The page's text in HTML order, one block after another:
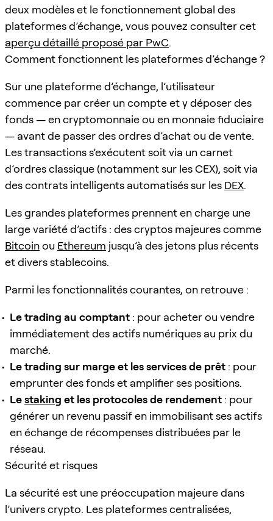
deux modèles et le fonctionnement global des
plateformes d’échange, vous pouvez consulter cet
aperçu détaillé proposé par PwC.
Comment fonctionnent les plateformes d’échange ?
Sur une plateforme d’échange, l’utilisateur
commence par créer un compte et y déposer des
fonds — en cryptomonnaie ou en monnaie fiduciaire
— avant de passer des ordres d’achat ou de vente.
Les transactions s’exécutent soit via un carnet
d’ordres classique (notamment sur les CEX), soit via
des contrats intelligents automatisés sur les DEX.
Les grandes plateformes prennent en charge une
large variété d’actifs : des cryptos majeures comme
Bitcoinou Ethereum jusqu’à des jetons plus récents
et divers stablecoins.
Parmi les fonctionnalités courantes, on retrouve :
Le trading au comptant : pour acheter ou vendre
immédiatement des actifs numériques au prix du
marché.
Le trading sur marge et les services de prêt : pour
emprunter des fonds et amplifier ses positions.
Lestaking et les protocoles de rendement : pour
générer un revenu passif en immobilisant ses actifs
en échange de récompenses distribuées par le
réseau.
Sécurité et risques
La sécurité est une préoccupation majeure dans
l’univers crypto. Les plateformes centralisées,